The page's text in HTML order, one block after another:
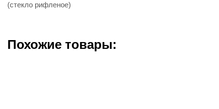
(стекло рифленое)
Похожие товары: